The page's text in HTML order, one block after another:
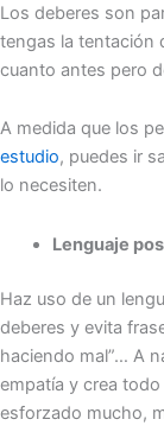
Los deberes son
tengas la tentación
cuanto antes pero
A medida que los
estudio, puedes ir
lo necesiten.
Lenguaje
Haz uso de un
deberes y evita
haciendo mal”… A
empatía y crea
esforzado mucho,